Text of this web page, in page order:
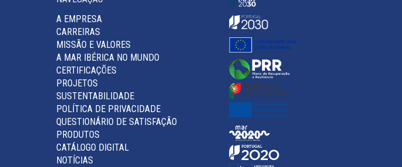
A EMPRESA
CARREIRAS
MISSÃO E VALORES
A MAR IBÉRICA NO MUNDO
CERTIFICAÇÕES
PROJETOS
SUSTENTABILIDADE
POLÍTICA DE PRIVACIDADE
QUESTIONÁRIO DE SATISFAÇÃO
PRODUTOS
CATÁLOGO DIGITAL
NOTÍCIAS